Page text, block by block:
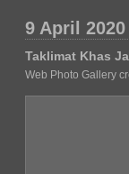
9 April 2020
Taklimat Khas
Web Photo Gallery